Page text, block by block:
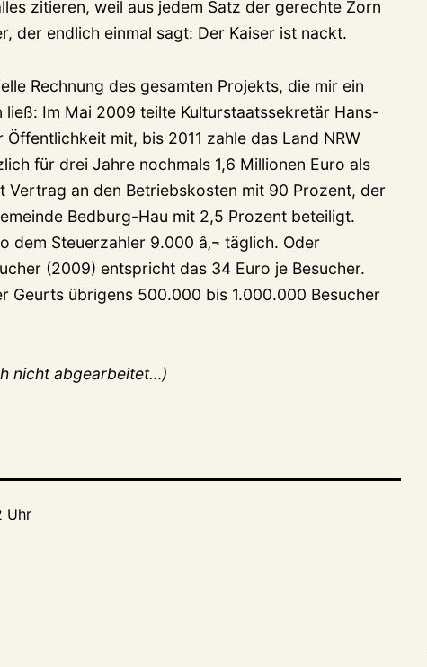
zitieren, weil aus jedem Satz der gerechte Zorn
der endlich einmal sagt: Der Kaiser ist nackt.
Rechnung des gesamten Projekts, die mir ein
Im Mai 2009 teilte Kulturstaatssekretär Hans-
mit, bis 2011 zahle das Land NRW
für drei Jahre nochmals 1,6 Millionen Euro als
Vertrag an den Betriebskosten mit 90 Prozent, der
Bedburg-Hau mit 2,5 Prozent beteiligt.
dem Steuerzahler 9.000 â‚¬ täglich. Oder
(2009) entspricht das 34 Euro je Besucher.
Geurts übrigens 500.000 bis 1.000.000 Besucher
nicht abgearbeitet…)
Uhr